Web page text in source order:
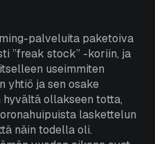
palveluita paketoiva
”freak stock” -koriin, ja
useimmiten
yhtiö ja sen osake
ollakseen totta,
laskettelun
näin todella oli.